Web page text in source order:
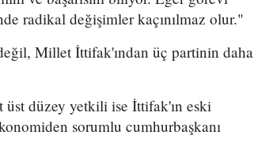
radikal değişimler kaçınılmaz olur."
Millet İttifak'ından üç partinin daha
üst düzey yetkili ise İttifak'ın eski
sorumlu cumhurbaşkanı